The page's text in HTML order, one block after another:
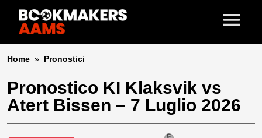
Home » Pronostici
Pronostico KI Klaksvik vs
Atert Bissen – 7 Luglio 2026